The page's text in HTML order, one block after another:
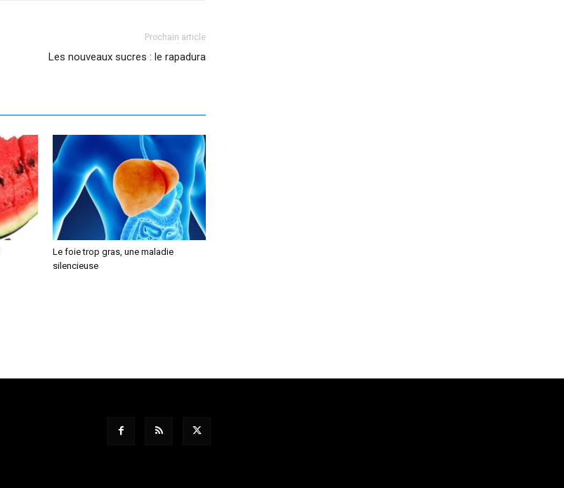
Prochain article
Les nouveaux sucres : le rapadura
Le foie trop gras, une maladie
silencieuse